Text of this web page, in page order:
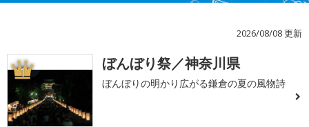
2026/08/08 更新
1 ぼんぼり祭／神奈川県
ぼんぼりの明かり広がる鎌倉の夏の風物詩